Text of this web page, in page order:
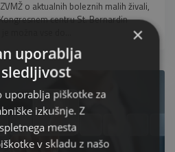
o aktualnih boleznih malih živali,
centru St. Bernardin
×
uporablja
uporablja piškotke za
izkušnje. Z
mesta
v skladu z našo